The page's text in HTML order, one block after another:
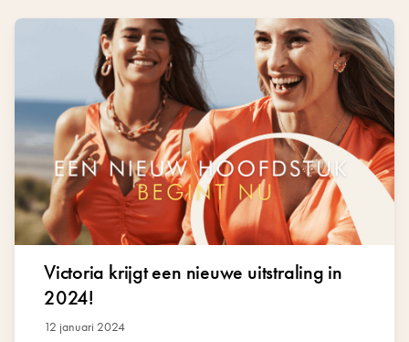
Victoria krijgt een nieuwe uitstraling in
2024!
12 januari 2024